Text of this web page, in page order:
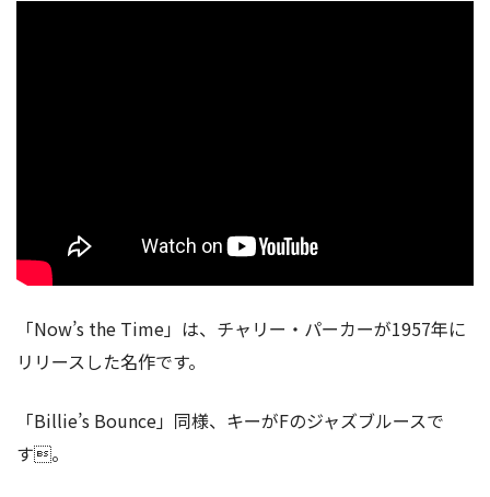
「Now’s the Time」は、チャリー・パーカーが1957年に
リリースした名作です。
「Billie’s Bounce」同様、キーがFのジャズブルースで
す。